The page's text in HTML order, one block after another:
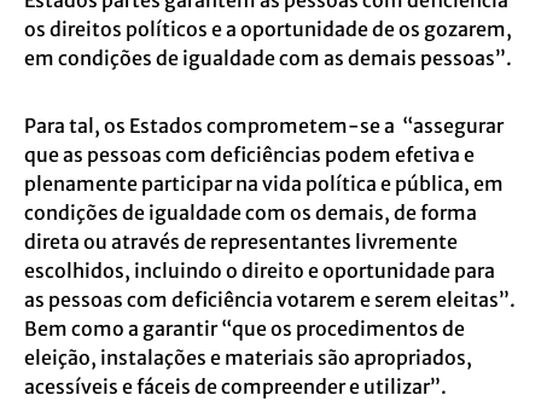
os direitos políticos e a oportunidade de os gozarem,
em condições de igualdade com as demais pessoas”.
Para tal, os Estados comprometem-se a “assegurar
que as pessoas com deficiências podem efetiva e
plenamente participar na vida política e pública, em
condições de igualdade com os demais, de forma
direta ou através de representantes livremente
escolhidos, incluindo o direito e oportunidade para
as pessoas com deficiência votarem e serem eleitas”.
Bem como a garantir “que os procedimentos de
eleição, instalações e materiais são apropriados,
acessíveis e fáceis de compreender e utilizar”.